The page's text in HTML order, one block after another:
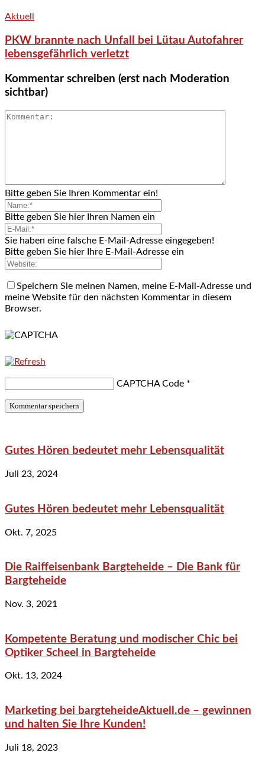
Aktuell
PKW brannte nach Unfall bei Lütau Autofahrer
lebensgefährlich verletzt
Kommentar schreiben (erst nach Moderation
sichtbar)
Bitte geben Sie Ihren Kommentar ein!
Bitte geben Sie hier Ihren Namen ein
Sie haben eine falsche E-Mail-Adresse eingegeben!
Bitte geben Sie hier Ihre E-Mail-Adresse ein
Speichern Sie meinen Namen, meine E-Mail-Adresse und
meine Website für den nächsten Kommentar in diesem
Browser.
CAPTCHA Code *
Gutes Hören bedeutet mehr Lebensqualität
Juli 23, 2024
Gutes Hören bedeutet mehr Lebensqualität
Okt. 7, 2025
Die Raiffeisenbank Bargteheide – Die Bank für
Bargteheide
Nov. 3, 2021
Kompetente Beratung und modischer Chic bei
Optiker Scheel in Bargteheide
Okt. 13, 2024
Marketing bei bargteheideAktuell.de – gewinnen
und halten Sie Ihre Kunden!
Juli 18, 2023